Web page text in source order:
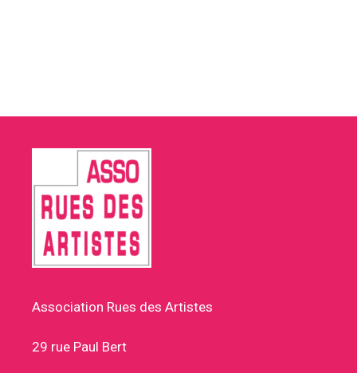
Association Rues des Artistes
29 rue Paul Bert